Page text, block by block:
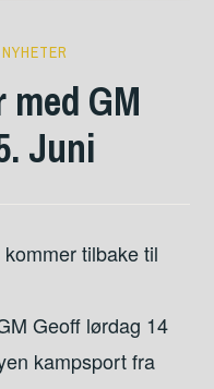
GM
Juni
tilbake til
Geoff lørdag 14
kampsport fra